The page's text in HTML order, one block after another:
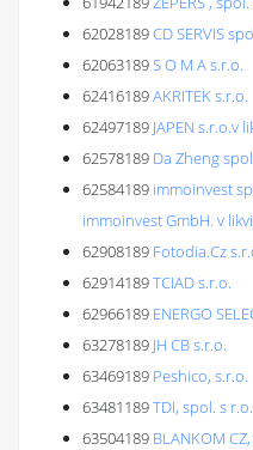
62028189CD SERVIS
62063189S O M A s.r.o.
62416189AKRITEK s.r.o.
62497189 JAPEN s.r.o.v
62578189 Da Zheng
62584189 immoinvest
immoinvest GmbH. v
62908189 Fotodia.Cz
62914189TCIAD s.r.o.
62966189 ENERGO
63278189 JH CB s.r.o.
63469189 Peshico, s.r.o.
63481189TDI, spol. s r.o.
63504189 BLANKOM